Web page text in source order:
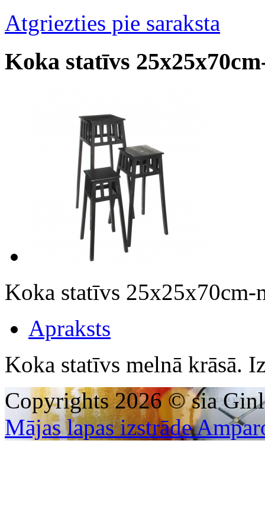
Atgriezties pie saraksta
Koka statīvs
Koka statīvs 25x25x70cm-
Apraksts
Koka statīvs melnā krāsā.
Copyrights 2026 © sia
Mājas lapas izstrāde